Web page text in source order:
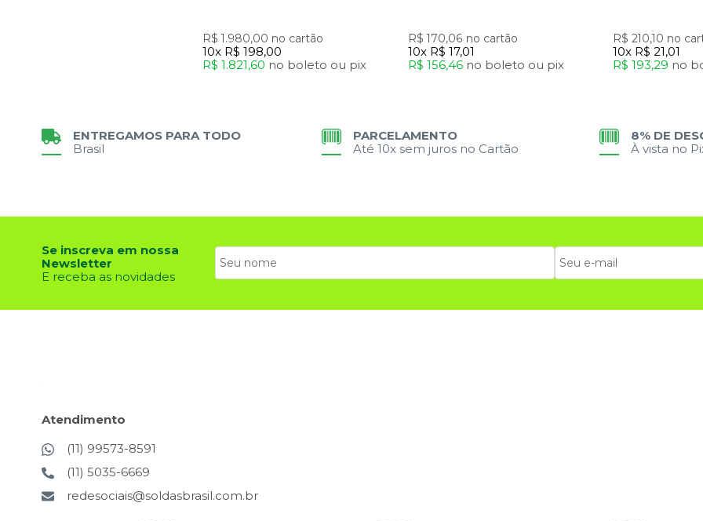
R$ 1.980,00 no cartão
10x R$ 198,00
R$ 1.821,60 no boleto ou pix
R$ 170,06 no cartão
10x R$ 17,01
R$ 156,46 no boleto ou pix
R$ 210,10 no
10x R$ 21,01
R$ 193,29 no
ENTREGAMOS PARA TODO
Brasil
PARCELAMENTO
Até 10x sem juros no Cartão
8% DE
À vista no
Se inscreva em nossa
Newsletter
E receba as novidades
Atendimento
(11) 99573-8591
(11) 5035-6669
redesociais@soldasbrasil.com.br